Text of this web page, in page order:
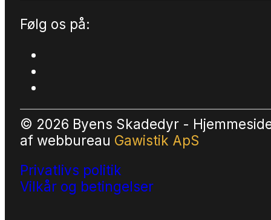
Følg os på:
© 2026 Byens Skadedyr -
af webbureau Gawistik ApS
Privatlivs politik
Vilkår og betingelser